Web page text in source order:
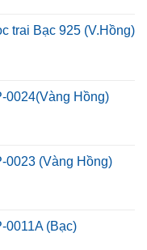
trai Bạc 925 (V.Hồng)
0024(Vàng Hồng)
0023 (Vàng Hồng)
0011A (Bạc)